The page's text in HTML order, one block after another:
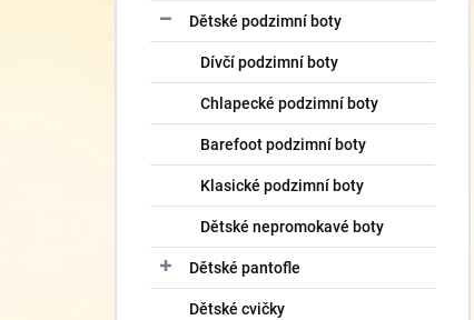
Dětské podzimní boty
Dívčí podzimní boty
Chlapecké podzimní boty
Barefoot podzimní boty
Klasické podzimní boty
Dětské nepromokavé boty
Dětské pantofle
Dětské cvičky